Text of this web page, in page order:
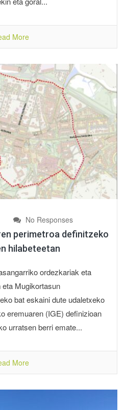
More
No Responses
perimetroa definitzeko
hilabeteetan
ordezkariak eta
Mugikortasun
bat eskaini dute udaletxeko
eremuaren (IGE) definizioan
urratsen berri emate...
More